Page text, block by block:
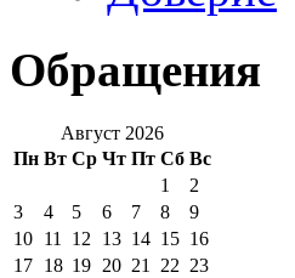
Обращения
Август 2026
Пн Вт Ср Чт Пт Сб Вс
1
2
3
4 5 6 7 8
9
10 11 12 13 14 15 16
17 18 19 20 21 22 23